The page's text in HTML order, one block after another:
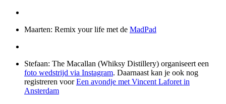
Maarten: Remix your life met de MadPad
Stefaan: The Macallan (Whiksy Distillery) organiseert een
foto wedstrijd via Instagram. Daarnaast kan je ook nog
registreren voorEen avondje met Vincent Laforet in
Ansterdam